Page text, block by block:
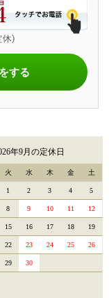
する
年9月の定休日
火 水 木 金 土
1 2 3 4 5
8 9 10 11 12
15 16 17 18 19
22 23 24 25 26
29 30